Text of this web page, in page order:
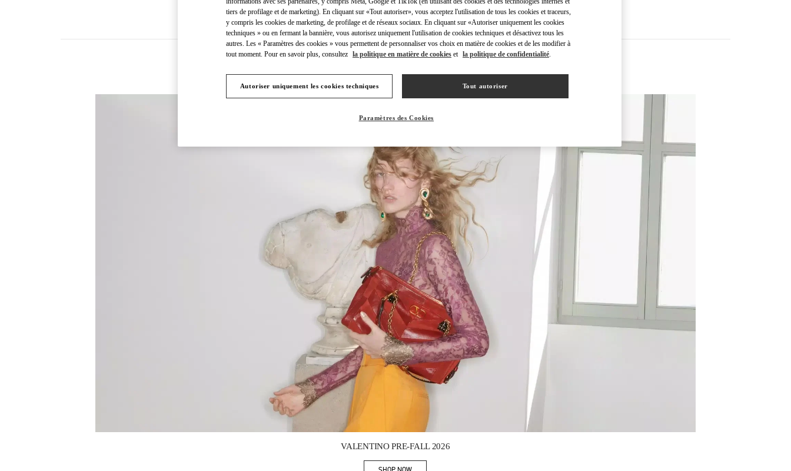
DÉCOUVRIR PLUS
VALENTINO PRE-FALL 2026
tiers de profilage et de marketing). En cliquant sur «Tout autoriser», vous acceptez l'utilisation de tous les cookies et traceurs,
y compris les cookies de marketing, de profilage et de réseaux sociaux. En cliquant sur «Autoriser uniquement les cookies
techniques » ou en fermant la bannière, vous autorisez uniquement l'utilisation de cookies techniques et désactivez tous les
autres. Les « Paramètres des cookies » vous permettent de personnaliser vos choix en matière de cookies et de les modifier à
tout moment. Pour en savoir plus, consultez la politique en matière de cookies et la politique de confidentialité
Autoriser uniquement les cookies techniques Tout autoriser
Paramètres des Cookies